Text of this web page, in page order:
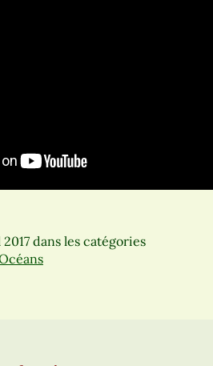
dans les catégories